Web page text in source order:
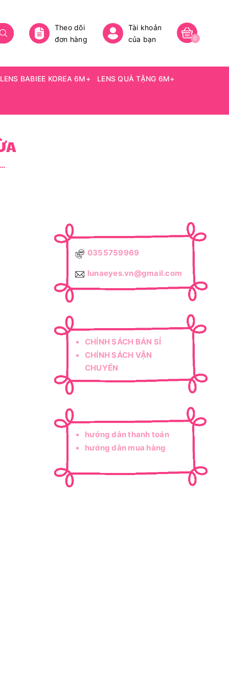
Theo dõi
đơn hàng
Tài khoản
của bạn
0
LENS BABIEE KOREA 6M+ LENS QUÀ TẶNG 6M+
CHOCO - size vừa
0355759969
lunaeyes.vn@gmail.com
CHÍNH SÁCH BÁN SỈ
CHÍNH SÁCH VẬN
CHUYỂN
CHÍNH SÁCH ĐỔI TRẢ
hướng dẫn thanh toán
hướng dẫn mua hàng